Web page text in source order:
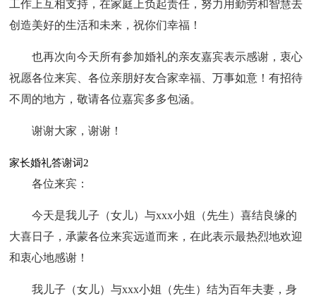
工作上互相支持，在家庭上负起责任，努力用勤劳和智慧去
创造美好的生活和未来，祝你们幸福！
也再次向今天所有参加婚礼的亲友嘉宾表示感谢，衷心
祝愿各位来宾、各位亲朋好友合家幸福、万事如意！有招待
不周的地方，敬请各位嘉宾多多包涵。
谢谢大家，谢谢！
家长婚礼答谢词2
各位来宾：
今天是我儿子（女儿）与xxx小姐（先生）喜结良缘的
大喜日子，承蒙各位来宾远道而来，在此表示最热烈地欢迎
和衷心地感谢！
我儿子（女儿）与xxx小姐（先生）结为百年夫妻，身